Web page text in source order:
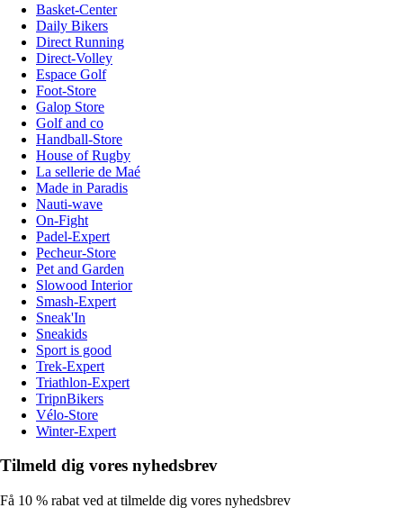
Basket-Center
Daily Bikers
Direct Running
Direct-Volley
Espace Golf
Foot-Store
Galop Store
Golf and co
Handball-Store
House of Rugby
La sellerie de Maé
Made in Paradis
Nauti-wave
On-Fight
Padel-Expert
Pecheur-Store
Pet and Garden
Slowood Interior
Smash-Expert
Sneak'In
Sneakids
Sport is good
Trek-Expert
Triathlon-Expert
TripnBikers
Vélo-Store
Winter-Expert
Tilmeld dig vores nyhedsbrev
Få 10 % rabat ved at tilmelde dig vores nyhedsbrev